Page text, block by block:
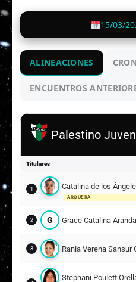
15/03/
ALINEACIONES
ENCUENTROS
Palestino
Titulares
1 Catalina de los
ARQUERA
2 G Grace Catalina
3 Rania Verena Sansur
Stephani Poulett